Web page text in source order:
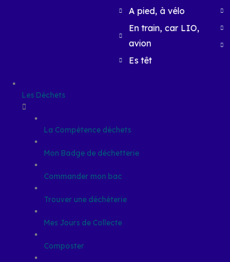
A pied, à vélo
En train, car LIO,
avion
Es têt
Les Déchets
La Compétence déchets
Mon Badge de déchetterie
Commander mon bac
Trouver une déchèterie
Mes Jours de Collecte
Composter